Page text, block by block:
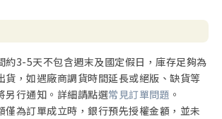
約3-5天不包含週末及國定假日，庫存足夠為
貨，如遇廠商調貨時間延長或絕版、缺貨等
另行通知。詳細請點選常見訂單問題 。
僅為訂單成立時，銀行預先授權金額，並未